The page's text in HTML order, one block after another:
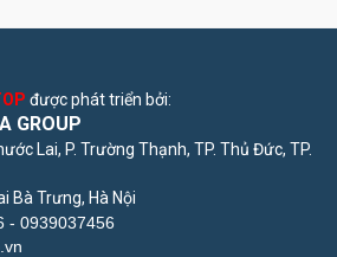
được phát triển bởi:
GROUP
Lai, P. Trường Thạnh, TP. Thủ Đức, TP.
Bà Trưng, Hà Nội
- 0939037456